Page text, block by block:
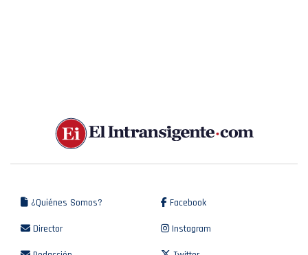
¿Quiénes Somos?
Director
Facebook
Instagram